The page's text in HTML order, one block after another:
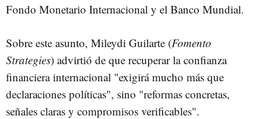
Fondo Monetario Internacional y el Banco Mundial.
Sobre este asunto, Mileydi Guilarte (Fomento
Strategies) advirtió de que recuperar la confianza
financiera internacional "exigirá mucho más que
declaraciones políticas", sino "reformas concretas,
señales claras y compromisos verificables".